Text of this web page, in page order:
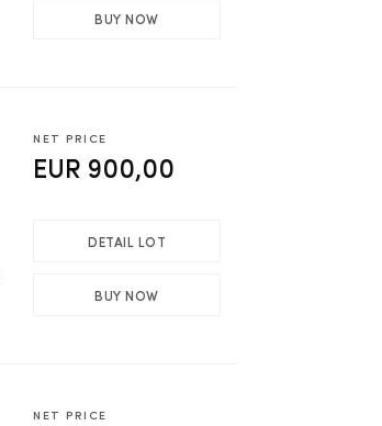
BUY NOW
NET PRICE
EUR 900,00
DETAIL LOT
BUY NOW
NET PRICE